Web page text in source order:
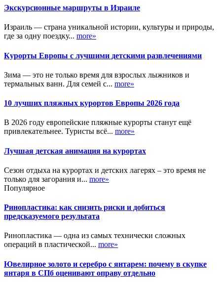
Экскурсионные маршруты в Израиле
Израиль — страна уникальной истории, культуры и природы,
где за одну поездку... more»
Курорты Европы с лучшими детскими развлечениями
Зима — это не только время для взрослых лыжников и
термальных ванн. Для семей с... more»
10 лучших пляжных курортов Европы 2026 года
В 2026 году европейские пляжные курорты станут ещё
привлекательнее. Туристы всё... more»
Лучшая детская анимация на курортах
Сезон отдыха на курортах и детских лагерях – это время не
только для загорания и... more»
Популярное
Ринопластика: как снизить риски и добиться
предсказуемого результата
Ринопластика — одна из самых технически сложных
операций в пластической... more»
Ювелирное золото и серебро с янтарем: почему в скупке
янтаря в СПб оценивают оправу отдельно